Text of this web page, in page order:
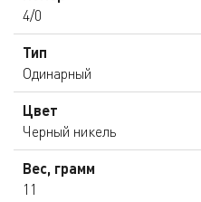
4/0
Тип
Одинарный
Цвет
Черный никель
Вес, грамм
11